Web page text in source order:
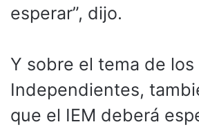
esperar”, dijo.
Y sobre el tema de
Independientes,
que el IEM deberá